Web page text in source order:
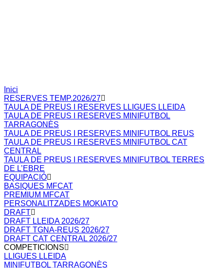
Inici
RESERVES TEMP.2026/27
TAULA DE PREUS I RESERVES LLIGUES LLEIDA
TAULA DE PREUS I RESERVES MINIFUTBOL
TARRAGONÈS
TAULA DE PREUS I RESERVES MINIFUTBOL REUS
TAULA DE PREUS I RESERVES MINIFUTBOL CAT
CENTRAL
TAULA DE PREUS I RESERVES MINIFUTBOL TERRES
DE L’EBRE
EQUIPACIÓ
BASIQUES MFCAT
PREMIUM MFCAT
PERSONALITZADES MOKIATO
DRAFT
DRAFT LLEIDA 2026/27
DRAFT TGNA-REUS 2026/27
DRAFT CAT CENTRAL 2026/27
COMPETICIONS
LLIGUES LLEIDA
MINIFUTBOL TARRAGONÈS